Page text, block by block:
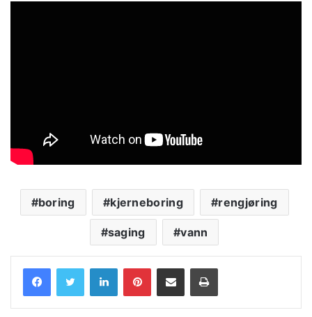
boring kjerneboring rengjøring
saging vann
LinkedInPinterestShare via Email Print